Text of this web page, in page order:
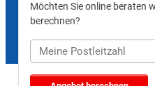
Möchten Sie online beraten
berechnen?